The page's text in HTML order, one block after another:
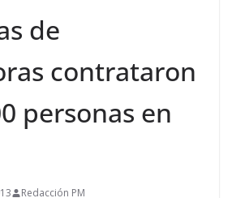
de
contrataron
personas en
Redacción PM